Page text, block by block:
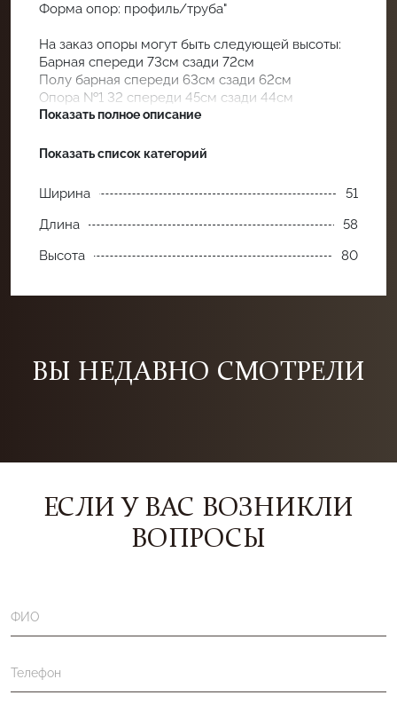
Форма опор: профиль/труба"
На заказ опоры могут быть следующей высоты:
Барная спереди 73см сзади 72см
Полу барная спереди 63см сзади 62см
Опора №1 32 спереди 45см сзади 44см
Опора №2 25 сзади 42см сзади 40см
Показать полное описание
Категории:Стулья
Показать список категорий
Ширина
51
Длина
58
Высота
80
ВЫ НЕДАВНО СМОТРЕЛИ
ЕСЛИ У ВАС ВОЗНИКЛИ
ВОПРОСЫ